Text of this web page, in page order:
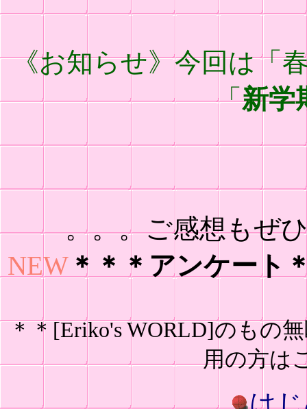
《お知らせ》今回は「
「新学
。。。ご感想もぜ
NEW＊＊＊アンケート
＊＊[Eriko's WORLD]のもの
用の方は